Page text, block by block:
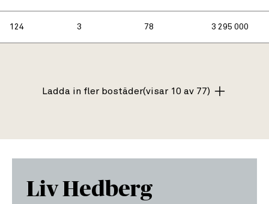
124 3 78 3 295 000
Ladda in fler bostäder(visar 10 av 77)
Liv Hedberg